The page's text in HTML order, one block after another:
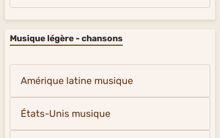
Musique légère - chansons
Amérique latine musique
États-Unis musique